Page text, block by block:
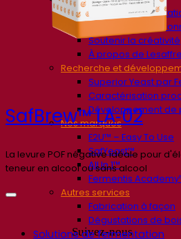
Expert en
Une équipe
Soutenir la créativité
À propos de Lesaffre
Recherche et
Superior Yeast par
Caractérisation
Développement de
Nos marques
E2U™ – Easy To Use
SafYeast™
All In 1™
Fermentis
Autres services
Fabrication à façon
Dégustations de
Solutions de fermentation
SafBrew™ LA‑02
La levure POF négative idéale pour
teneur en alcool ou sans alcool
Suivez-nous